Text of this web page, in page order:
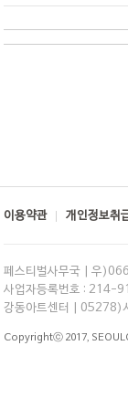
이용약관 개인정보취
페스티벌사무국 | 우
사업자등록번호 :
강동아트센터 | 05278)
Copyrightⓒ 2017,